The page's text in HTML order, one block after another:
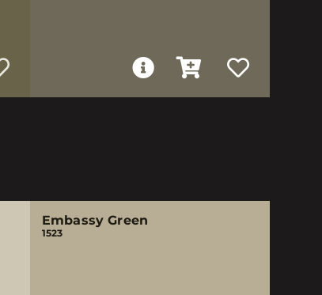
Embassy Green
1523